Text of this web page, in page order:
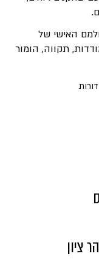
האישי של
תקווה, הומור
ציון